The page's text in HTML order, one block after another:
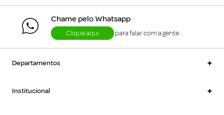
Chame pelo Whatsapp
Clique aqui para falar com a gente
Departamentos +
Institucional +